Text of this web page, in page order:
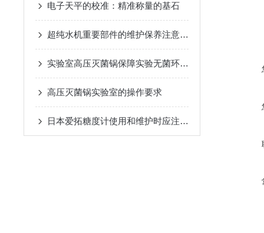
电子天平的校准：精准称量的基石
超纯水机重要部件的维护保养注意事项
实验室高压灭菌锅保障实验无菌环境与操作安全
高压灭菌锅实验室的操作要求
日本爱拓糖度计使用和维护时应注意以下事项